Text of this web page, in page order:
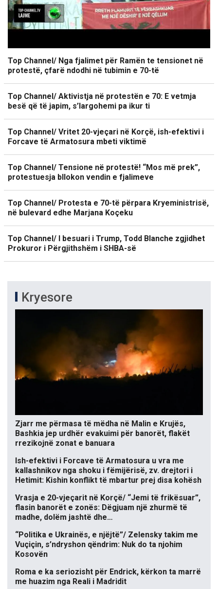
Top Channel/ Nga fjalimet për Ramën te tensionet në
protestë, çfarë ndodhi në tubimin e 70-të
Top Channel/ Aktivistja në protestën e 70: E vetmja
besë që të japim, s’largohemi pa ikur ti
Top Channel/ Vritet 20-vjeçari në Korçë, ish-efektivi i
Forcave të Armatosura mbeti viktimë
Top Channel/ Tensione në protestë! “Mos më prek”,
protestuesja bllokon vendin e fjalimeve
Top Channel/ Protesta e 70-të përpara Kryeministrisë,
në bulevard edhe Marjana Koçeku
Top Channel/ I besuari i Trump, Todd Blanche zgjidhet
Prokuror i Përgjithshëm i SHBA-së
Kryesore
Zjarr me përmasa të mëdha në Malin e Krujës,
Bashkia jep urdhër evakuimi për banorët, flakët
rrezikojnë zonat e banuara
Ish-efektivi i Forcave të Armatosura u vra me
kallashnikov nga shoku i fëmijërisë, zv. drejtori i
Hetimit: Kishin konflikt të mbartur prej disa kohësh
Vrasja e 20-vjeçarit në Korçë/ “Jemi të frikësuar”,
flasin banorët e zonës: Dëgjuam një zhurmë të
madhe, dolëm jashtë dhe…
“Politika e Ukrainës, e njëjtë”/ Zelensky takim me
Vuçiçin, s’ndryshon qëndrim: Nuk do ta njohim
Kosovën
Roma e ka seriozisht për Endrick, kërkon ta marrë
me huazim nga Reali i Madridit